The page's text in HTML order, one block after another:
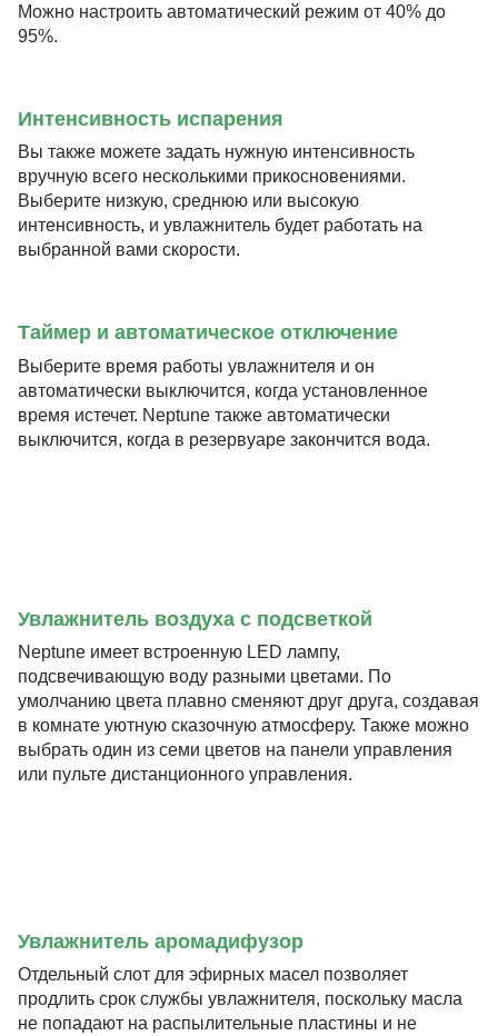
Можно настроить автоматический режим от 40% до
95%.
Интенсивность испарения
Вы также можете задать нужную интенсивность
вручную всего несколькими прикосновениями.
Выберите низкую, среднюю или высокую
интенсивность, и увлажнитель будет работать на
выбранной вами скорости.
Таймер и автоматическое отключение
Выберите время работы увлажнителя и он
автоматически выключится, когда установленное
время истечет. Neptune также автоматически
выключится, когда в резервуаре закончится вода.
Увлажнитель воздуха с подсветкой
Neptune имеет встроенную LED лампу,
подсвечивающую воду разными цветами. По
умолчанию цвета плавно сменяют друг друга, создавая
в комнате уютную сказочную атмосферу. Также можно
выбрать один из семи цветов на панели управления
или пульте дистанционного управления.
Увлажнитель аромадифузор
Отдельный слот для эфирных масел позволяет
продлить срок службы увлажнителя, поскольку масла
не попадают на распылительные пластины и не